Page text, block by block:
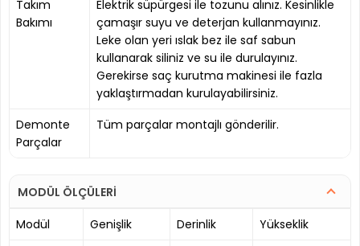
Takım
Bakımı
Elektrik süpürgesi ile tozunu alınız. Kesinlikle
çamaşır suyu ve deterjan kullanmayınız.
Leke olan yeri ıslak bez ile saf sabun
kullanarak siliniz ve su ile durulayınız.
Gerekirse saç kurutma makinesi ile fazla
yaklaştırmadan kurulayabilirsiniz.
Demonte
Parçalar
Tüm parçalar montajlı gönderilir.
MODÜL ÖLÇÜLERİ
Modül
Genişlik Derinlik
Yükseklik